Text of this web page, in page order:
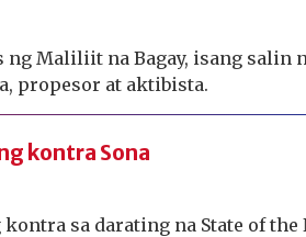
ng Maliliit na Bagay, isang salin
propesor at aktibista.
kontra Sona
sa darating na State of the